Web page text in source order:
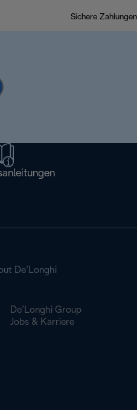
Sichere Zahlungen
De’Longhi
De’Longhi Group
Jobs & Karriere